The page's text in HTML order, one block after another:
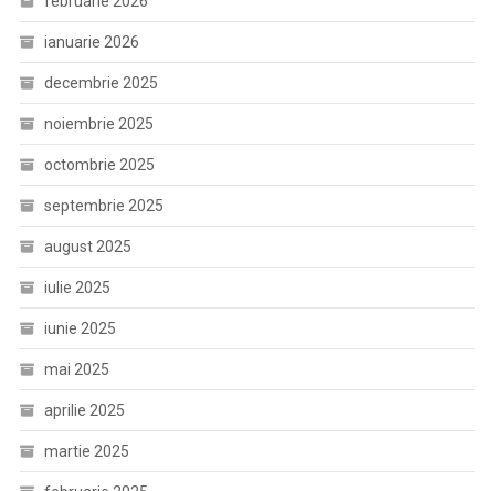
ianuarie 2026
decembrie 2025
noiembrie 2025
octombrie 2025
septembrie 2025
august 2025
iulie 2025
iunie 2025
mai 2025
aprilie 2025
martie 2025